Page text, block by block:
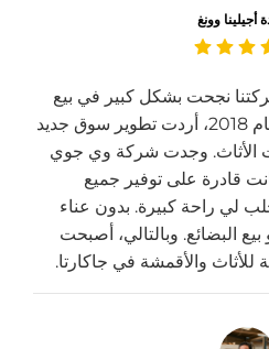
أجيلينا وونغ
شركتنا نجحت بشكل كبير في بيع
أقمشة الألعاب محليًا. في عام 2018، أردت تطوير سوق جديد
الأثاث. وجدت شركة وي جوي
قادرة على توفير جميع
لي راحة كبيرة. بدون عناء
البضائع. وبالتالي، أصبحت
للأثاث والأقمشة في جاكارتا.